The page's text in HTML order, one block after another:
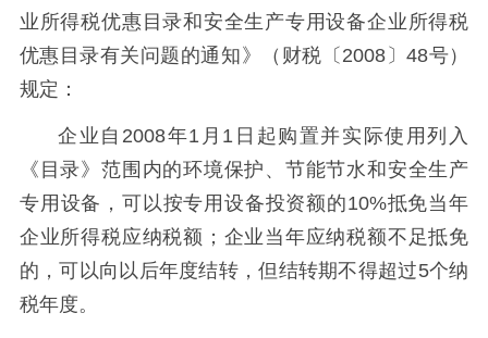
业所得税优惠目录和安全生产专用设备企业所得税
优惠目录有关问题的通知》（财税〔2008〕48号）
规定：
企业自2008年1月1日起购置并实际使用列入
《目录》范围内的环境保护、节能节水和安全生产
专用设备，可以按专用设备投资额的10%抵免当年
企业所得税应纳税额；企业当年应纳税额不足抵免
的，可以向以后年度结转，但结转期不得超过5个纳
税年度。